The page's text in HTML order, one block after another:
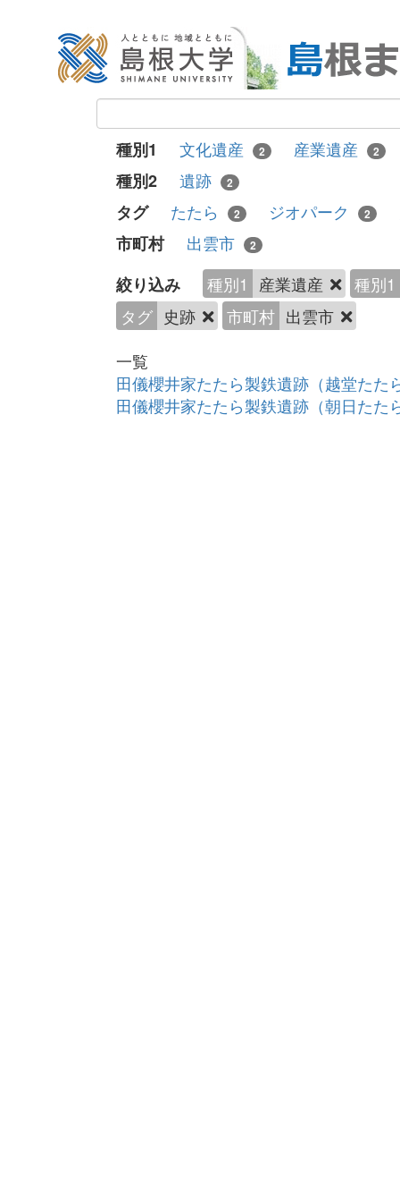
種別1 文化遺産 2 産業遺産 2
種別2 遺跡 2
タグ たたら 2 ジオパーク 2
市町村
出雲市 2
絞り込み 種別1 産業遺産
種別1
タグ 史跡 市町村 出雲市
一覧
田儀櫻井家たたら製鉄遺跡（越堂たた
田儀櫻井家たたら製鉄遺跡（朝日たた